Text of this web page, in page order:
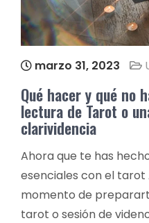
marzo 31, 2023
Qué hacer y qué no
lectura de Tarot o
clarividencia
Ahora que te has
esenciales con el tarot
momento de
tarot o sesión de